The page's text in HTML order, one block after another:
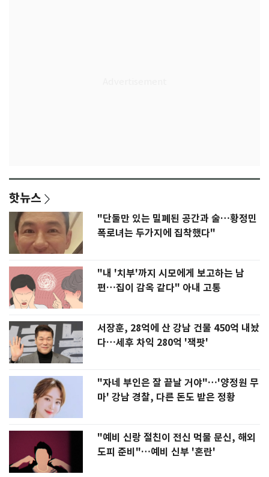
핫뉴스
"단둘만 있는 밀폐된 공간과 술…황정민
폭로녀는 두가지에 집착했다"
"내 '치부'까지 시모에게 보고하는 남
편…집이 감옥 같다" 아내 고통
서장훈, 28억에 산 강남 건물 450억 내놨
다…세후 차익 280억 '잭팟'
"자네 부인은 잘 끝날 거야"…'양정원 무
마' 강남 경찰, 다른 돈도 받은 정황
"예비 신랑 절친이 전신 먹물 문신, 해외
도피 준비"…예비 신부 '혼란'